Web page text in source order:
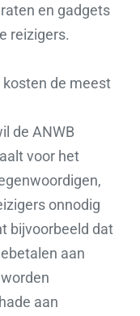
en gadgets
reizigers.
kosten de meest
de ANWB
voor het
onnodig
bijvoorbeeld dat
aan
aan